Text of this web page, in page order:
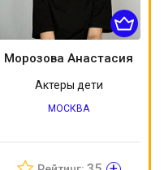
Морозова Анастасия
Актеры дети
МОСКВА